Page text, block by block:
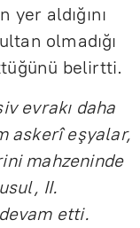
aldığını
olmadığı
belirtti.
evrakı daha
askerî eşyalar,
mahzeninde
II.
etti.